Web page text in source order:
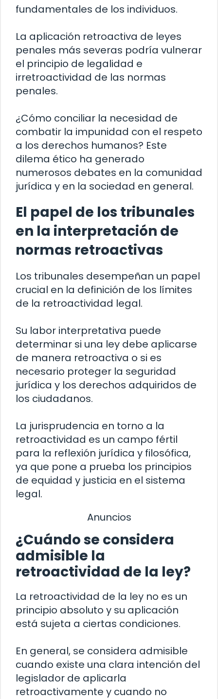
fundamentales de los individuos.
La aplicación retroactiva de leyes
penales más severas podría vulnerar
el principio de legalidad e
irretroactividad de las normas
penales.
¿Cómo conciliar la necesidad de
combatir la impunidad con el respeto
a los derechos humanos? Este
dilema ético ha generado
numerosos debates en la comunidad
jurídica y en la sociedad en general.
El papel de los tribunales
en la interpretación de
normas retroactivas
Los tribunales desempeñan un papel
crucial en la definición de los límites
de la retroactividad legal.
Su labor interpretativa puede
determinar si una ley debe aplicarse
de manera retroactiva o si es
necesario proteger la seguridad
jurídica y los derechos adquiridos de
los ciudadanos.
La jurisprudencia en torno a la
retroactividad es un campo fértil
para la reflexión jurídica y filosófica,
ya que pone a prueba los principios
de equidad y justicia en el sistema
legal.
Anuncios
¿Cuándo se considera
admisible la
retroactividad de la ley?
La retroactividad de la ley no es un
principio absoluto y su aplicación
está sujeta a ciertas condiciones.
En general, se considera admisible
cuando existe una clara intención del
legislador de aplicarla
retroactivamente y cuando no